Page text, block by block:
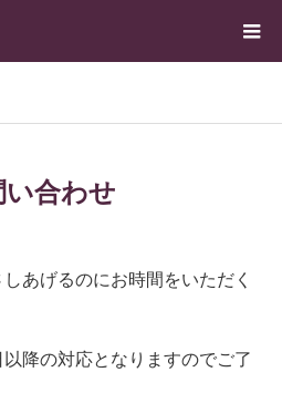
い合わせ
あげるのにお時間をいただく
降の対応となりますのでご了